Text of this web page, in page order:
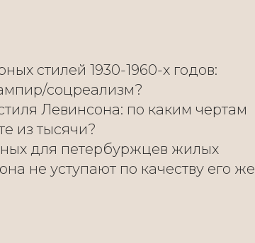
стилей 1930-1960-х годов:
соцреализм?
Левинсона: по каким чертам
из тысячи?
для петербуржцев жилых
не уступают по качеству его же